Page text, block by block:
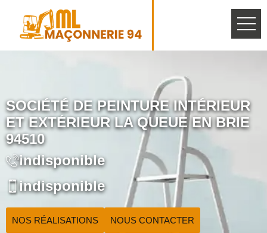
SOCIÉTÉ DE PEINTURE INTÉRIEUR
ET EXTÉRIEUR LA QUEUE EN BRIE
94510
indisponible
indisponible
NOS RÉALISATIONS NOUS CONTACTER